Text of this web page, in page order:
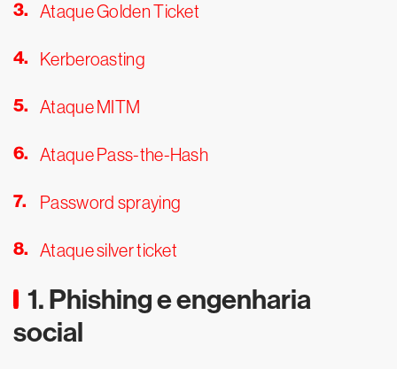
Ataque Golden Ticket
Kerberoasting
Ataque MITM
Ataque Pass-the-Hash
Password spraying
Ataque silver ticket
1. Phishing e engenharia
social